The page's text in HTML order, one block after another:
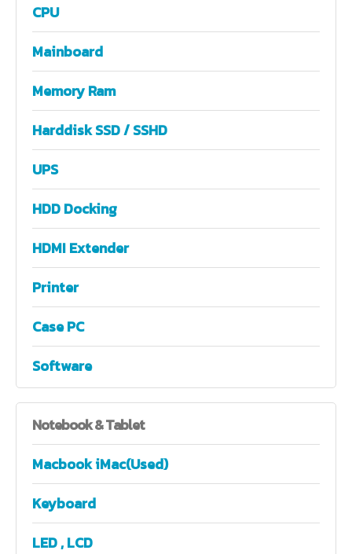
CPU
Mainboard
Memory Ram
Harddisk SSD / SSHD
UPS
HDD Docking
HDMI Extender
Printer
Case PC
Software
Notebook& Tablet
Macbook iMac(Used)
Keyboard
LED , LCD